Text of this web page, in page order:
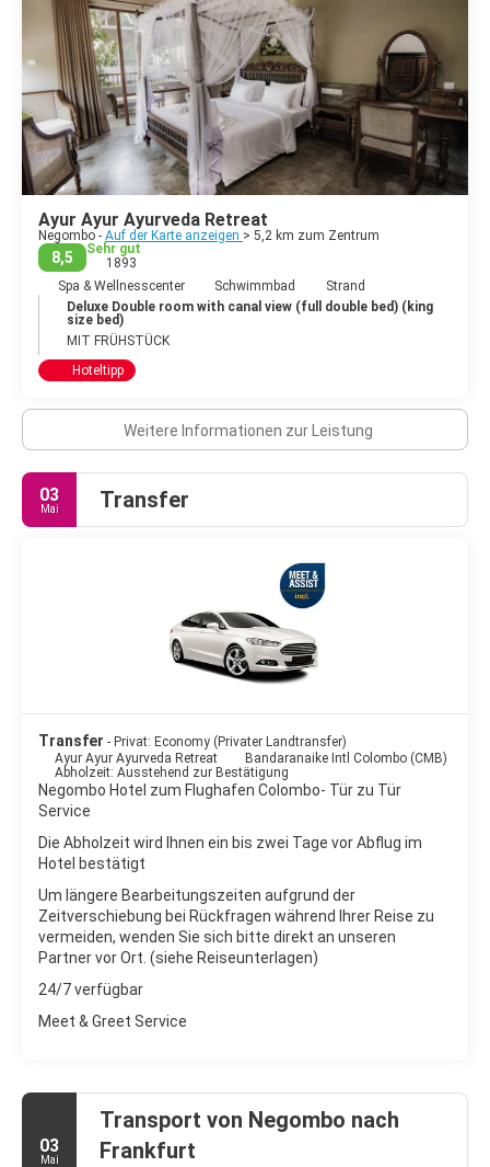
Ayur Ayur Ayurveda Retreat
Negombo - Auf der Karte anzeigen > 5,2 km zum Zentrum
8,5
Sehr gut
1893
Spa & Wellnesscenter
Schwimmbad
Strand
Deluxe Double room with canal view (full double bed) (king
size bed)
MIT FRÜHSTÜCK
Hoteltipp
Weitere Informationen zur Leistung
03
Mai Transfer
Transfer - Privat: Economy (Privater Landtransfer)
Ayur Ayur Ayurveda Retreat
Bandaranaike Intl Colombo (CMB)
Abholzeit: Ausstehend zur Bestätigung
Negombo Hotel zum Flughafen Colombo- Tür zu Tür
Service
Die Abholzeit wird Ihnen ein bis zwei Tage vor Abflug im
Hotel bestätigt
Um längere Bearbeitungszeiten aufgrund der
Zeitverschiebung bei Rückfragen während Ihrer Reise zu
vermeiden, wenden Sie sich bitte direkt an unseren
Partner vor Ort. (siehe Reiseunterlagen)
24/7 verfügbar
Meet & Greet Service
03
Mai
Transport von Negombo nach
Frankfurt